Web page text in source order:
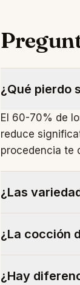
¿Qué pierdo
El 60-70% de
reduce
procedencia te
¿Las
variedades
modernas
aspecto sobre
¿La cocción
actividad
¿Hay